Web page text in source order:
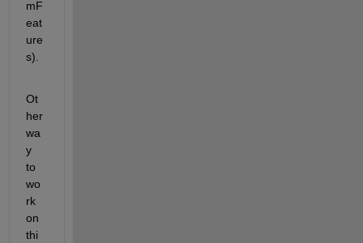
mF
eat
ure
s).
Ot
her
wa
y
to
wo
rk
on
thi